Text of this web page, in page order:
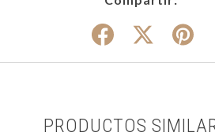
PRODUCTOS